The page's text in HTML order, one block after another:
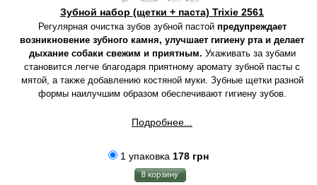
Зубной набор (щетки + паста) Trixie 2561
Регулярная очистка зубов зубной пастой предупреждает
возникновение зубного камня, улучшает гигиену рта и делает
дыхание собаки свежим и приятным. Ухаживать за зубами
становится легче благодаря приятному аромату зубной пасты с
мятой, а также добавлению костяной муки. Зубные щетки разной
формы наилучшим образом обеспечивают гигиену зубов.
Подробнее...
1 упаковка 178 грн